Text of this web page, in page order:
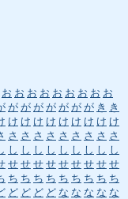
お お お お お お お お お
が が が が が が が き き
け け け け け け け け け
さ さ さ さ さ さ さ さ さ
し し し し し し し し し
せ せ せ せ せ せ せ せ せ
ち ち ち ち ち ち ち ち ち
ど ど ど ど な な な な な